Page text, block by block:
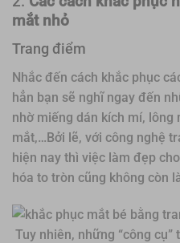
mắt nhỏ
Trang điểm
Nhắc đến cách khắc phục
hẳn bạn sẽ nghĩ ngay đến
nhờ miếng dán kích mí, lông
mắt,…Bởi lẽ, với công nghệ
hiện nay thì việc làm đẹp
hóa to tròn cũng không còn
Tuy nhiên, những “công